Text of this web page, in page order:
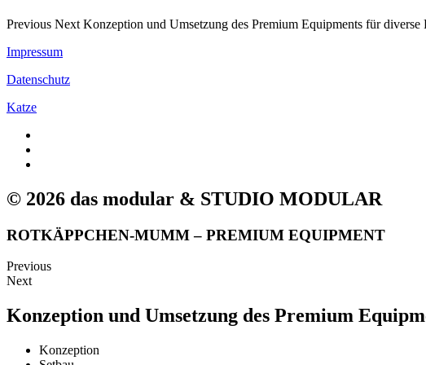
Previous Next Konzeption und Umsetzung des Premium Equipments für
Impressum
Datenschutz
Katze
© 2026 das modular & STUDIO MODULAR
ROTKÄPPCHEN-MUMM – PREMIUM EQUIPMENT
Previous
Next
Konzeption und Umsetzung des Premium
Konzeption